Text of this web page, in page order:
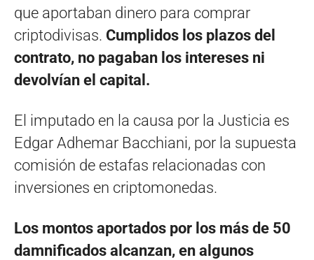
que aportaban dinero para comprar
criptodivisas. Cumplidos los plazos del
contrato, no pagaban los intereses ni
devolvían el capital.
El imputado en la causa por la Justicia es
Edgar Adhemar Bacchiani, por la supuesta
comisión de estafas relacionadas con
inversiones en criptomonedas.
Los montos aportados por los más de 50
damnificados alcanzan, en algunos